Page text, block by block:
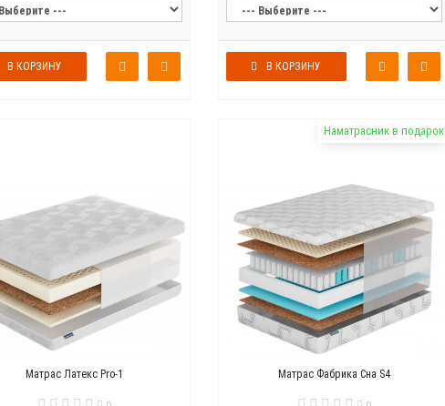
В КОРЗИНУ В КОРЗИНУ
Матрас Латекс Pro-1
Наматрасник в подарок
Матрас Фабрика Сна S4